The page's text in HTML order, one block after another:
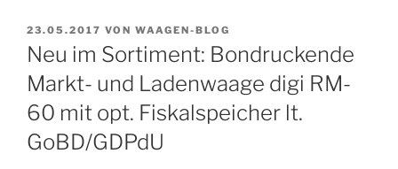
VERÖFFENTLICHT
AM
23.05.2017 VON WAAGEN-BLOG
Neu im Sortiment: Bondruckende
Markt- und Ladenwaage digi RM-
60 mit opt. Fiskalspeicher lt.
GoBD/GDPdU